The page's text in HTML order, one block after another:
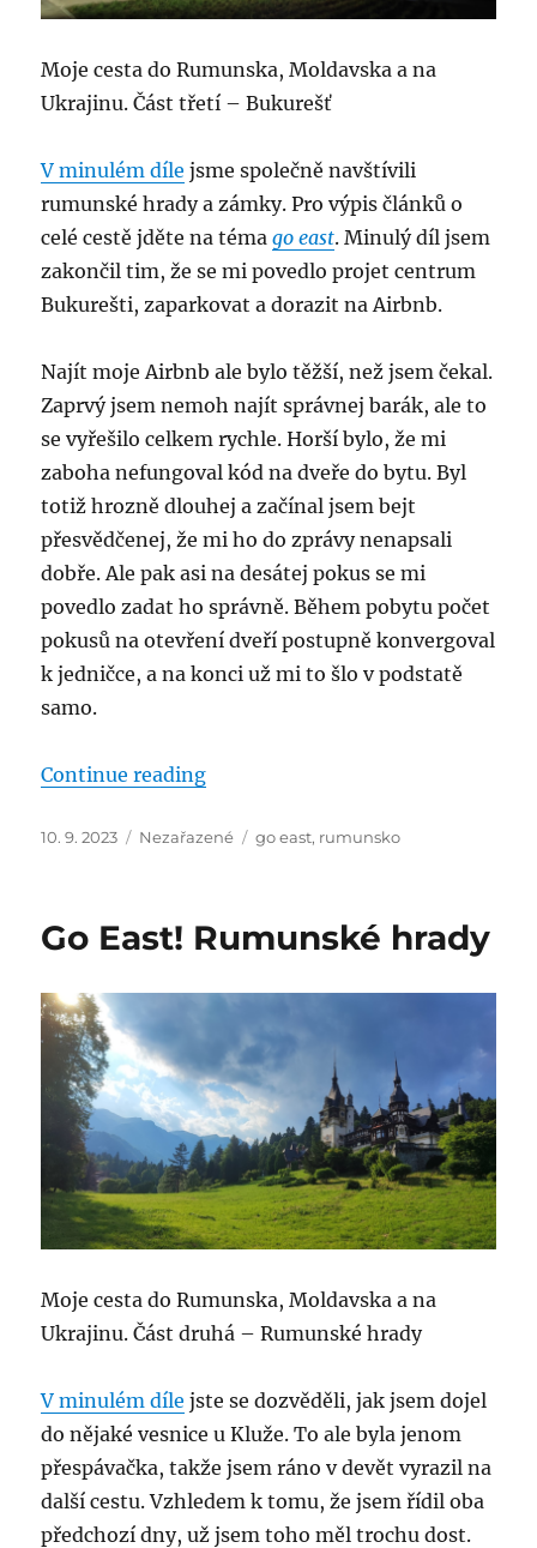
Moje cesta do Rumunska, Moldavska a na
Ukrajinu. Část třetí – Bukurešť
V minulém díle jsme společně navštívili
rumunské hrady a zámky. Pro výpis článků o
celé cestě jděte na témago east. Minulý díl jsem
zakončil tim, že se mi povedlo projet centrum
Bukurešti, zaparkovat a dorazit na Airbnb.
Najít moje Airbnb ale bylo těžší, než jsem čekal.
Zaprvý jsem nemoh najít správnej barák, ale to
se vyřešilo celkem rychle. Horší bylo, že mi
zaboha nefungoval kód na dveře do bytu. Byl
totiž hrozně dlouhej a začínal jsem bejt
přesvědčenej, že mi ho do zprávy nenapsali
dobře. Ale pak asi na desátej pokus se mi
povedlo zadat ho správně. Během pobytu počet
pokusů na otevření dveří postupně konvergoval
k jedničce, a na konci už mi to šlo v podstatě
samo.
Continue reading“Go East! Bukurešť”
Posted
10. 9. 2023 Categories
Nezařazené Tags
go east, rumunsko
Go East! Rumunské hrady
Moje cesta do Rumunska, Moldavska a na
Ukrajinu. Část druhá – Rumunské hrady
V minulém díle jste se dozvěděli, jak jsem dojel
do nějaké vesnice u Kluže. To ale byla jenom
přespávačka, takže jsem ráno v devět vyrazil na
další cestu. Vzhledem k tomu, že jsem řídil oba
předchozí dny, už jsem toho měl trochu dost.